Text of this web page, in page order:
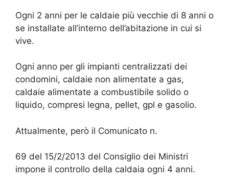
Ogni 2 anni per le caldaie più vecchie di 8 anni o
se installate all’interno dell’abitazione in cui si
vive.
Ogni anno per gli impianti centralizzati dei
condomini, caldaie non alimentate a gas,
caldaie alimentate a combustibile solido o
liquido, compresi legna, pellet, gpl e gasolio.
Attualmente, però il Comunicato n.
69 del 15/2/2013 del Consiglio dei Ministri
impone il controllo della caldaia ogni 4 anni.